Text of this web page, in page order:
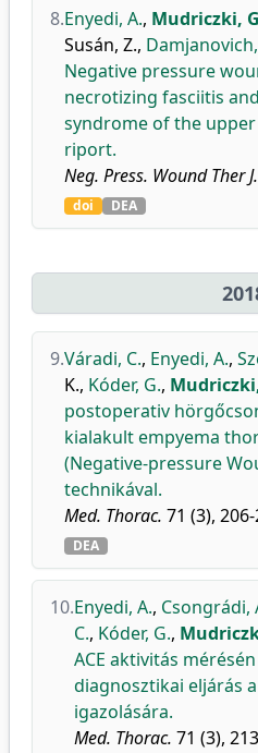
8.Enyedi, A., Mudriczki,
Susán, Z.,
Negative pressure
necrotizing fasciitis
syndrome of the
riport.
Neg. Press. Wound Ther J.
doi DEA
9.Váradi, C., Enyedi, A.,
K., Kóder, G.,
postoperativ
kialakult empyema
(Negative-pressure
technikával.
Med. Thorac. 71 (3),
DEA
10.Enyedi, A., Csongrádi,
C., Kóder, G.,
ACE aktivitás
diagnosztikai eljárás
igazolására.
Med. Thorac. 71 (3),